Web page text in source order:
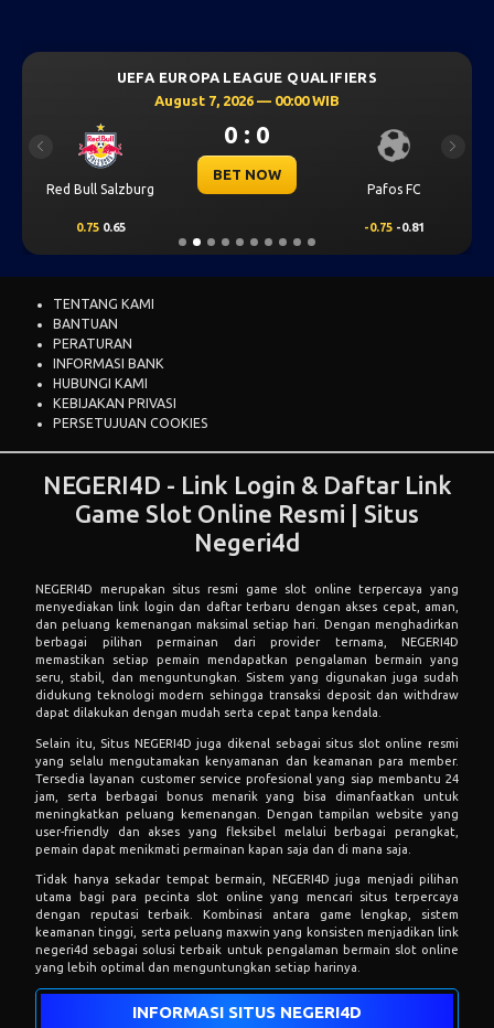
UEFA EUROPA LEAGUE QUALIFIERS
August 7, 2026 — 00:00 WIB
Red Bull Salzburg
0 : 0
BET NOW
Pafos FC
0.75 0.65 -0.75 -0.81
Previous Next
TENTANG KAMI
BANTUAN
PERATURAN
INFORMASI BANK
HUBUNGI KAMI
KEBIJAKAN PRIVASI
PERSETUJUAN COOKIES
NEGERI4D - Link Login & Daftar Link
Game Slot Online Resmi | Situs
Negeri4d
NEGERI4D merupakan situs resmi game slot online terpercaya yang
menyediakan link login dan daftar terbaru dengan akses cepat, aman,
dan peluang kemenangan maksimal setiap hari. Dengan menghadirkan
berbagai pilihan permainan dari provider ternama, NEGERI4D
memastikan setiap pemain mendapatkan pengalaman bermain yang
seru, stabil, dan menguntungkan. Sistem yang digunakan juga sudah
didukung teknologi modern sehingga transaksi deposit dan withdraw
dapat dilakukan dengan mudah serta cepat tanpa kendala.
Selain itu, Situs NEGERI4D juga dikenal sebagai situs slot online resmi
yang selalu mengutamakan kenyamanan dan keamanan para member.
Tersedia layanan customer service profesional yang siap membantu 24
jam, serta berbagai bonus menarik yang bisa dimanfaatkan untuk
meningkatkan peluang kemenangan. Dengan tampilan website yang
user-friendly dan akses yang fleksibel melalui berbagai perangkat,
pemain dapat menikmati permainan kapan saja dan di mana saja.
Tidak hanya sekadar tempat bermain, NEGERI4D juga menjadi pilihan
utama bagi para pecinta slot online yang mencari situs terpercaya
dengan reputasi terbaik. Kombinasi antara game lengkap, sistem
keamanan tinggi, serta peluang maxwin yang konsisten menjadikan link
negeri4d sebagai solusi terbaik untuk pengalaman bermain slot online
yang lebih optimal dan menguntungkan setiap harinya.
INFORMASI SITUS NEGERI4D